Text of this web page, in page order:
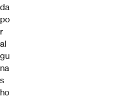
da
po
r
al
gu
na
s
ho